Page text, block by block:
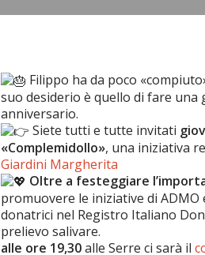
Filippo ha da poco
suo desiderio è quello di fare
anniversario.
Siete tutti e tutte invitati
«Complemidollo», una iniziativa
Giardini Margherita
Oltre a festeggiare
promuovere le iniziative di
donatrici nel Registro Italiano
prelievo salivare.
alle ore 19,30alle Serre ci sarà il